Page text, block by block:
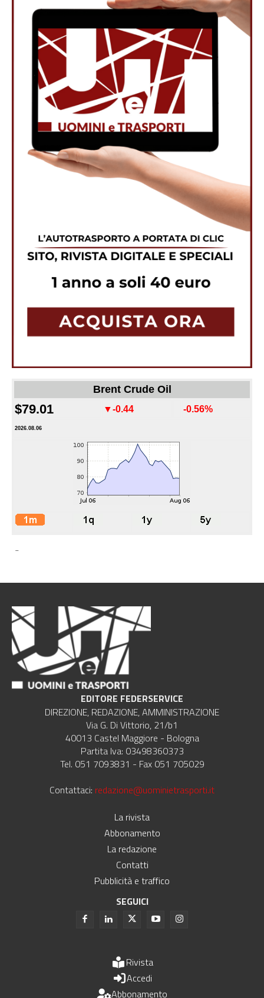
Brent Crude Oil
$79.01 ▼-0.44 -0.56%
2026.08.06
-
EDITORE FEDERSERVICE
DIREZIONE, REDAZIONE, AMMINISTRAZIONE
Via G. Di Vittorio, 21/b1
40013 Castel Maggiore - Bologna
Partita Iva: 03498360373
Tel. 051 7093831 - Fax 051 705029
Contattaci: redazione@uominietrasporti.it
La rivista
Abbonamento
La redazione
Contatti
Pubblicità e traffico
SEGUICI
Rivista
Accedi
Abbonamento